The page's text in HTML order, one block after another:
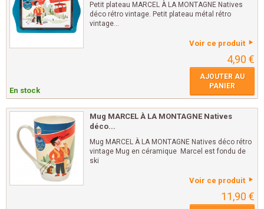
Petit plateau MARCEL À LA MONTAGNE Natives
déco rétro vintage. Petit plateau métal rétro
vintage...
Voir ce produit
4,90 €
En stock
AJOUTER AU
PANIER
Mug MARCEL À LA MONTAGNE Natives
déco...
Mug MARCEL À LA MONTAGNE Natives déco rétro
vintage Mug en céramique Marcel est fondu de
ski
Voir ce produit
11,90 €